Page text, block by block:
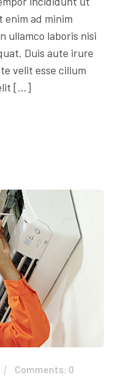
enim ad minim
ullamco laboris nisi
Duis aute irure
velit esse cillum
[…]
Comments: 0